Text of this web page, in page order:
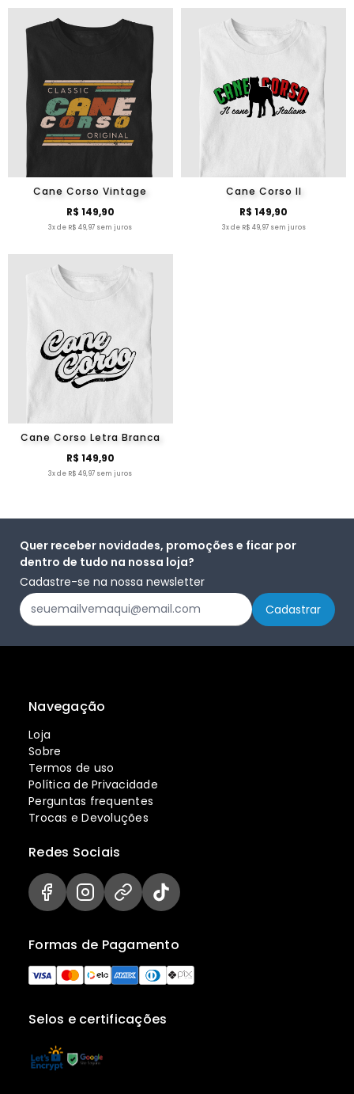
Cane Corso Vintage
R$ 149,90
3x de R$ 49,97 sem juros
Cane Corso II
R$ 149,90
3x de R$ 49,97 sem juros
Cane Corso Letra Branca
R$ 149,90
3x de R$ 49,97 sem juros
Quer receber novidades, promoções e ficar por
dentro de tudo na nossa loja?
Cadastre-se na nossa newsletter
Navegação
Loja
Sobre
Termos de uso
Política de Privacidade
Perguntas frequentes
Trocas e Devoluções
Selos e certificações
Formas de Pagamento
Redes Sociais